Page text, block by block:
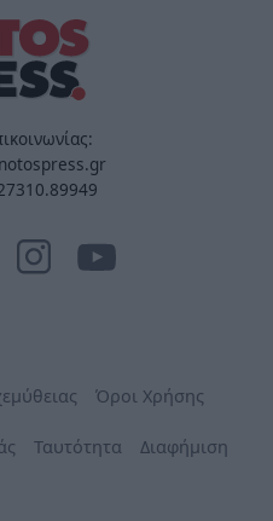
Όροι Χρήσης
Ταυτότητα Διαφήμιση